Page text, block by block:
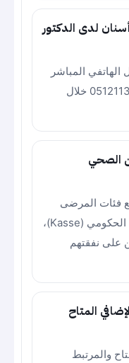
لدى الدكتور
المباشر
بالعيادة عبر الرقم المعتمد 05121133455 خلال
الصحي
فئات المرضى
الحاملين للتأمين الصحي القانوني الحكومي (Kasse)،
على نفقتهم
المتاح
والمرتبط